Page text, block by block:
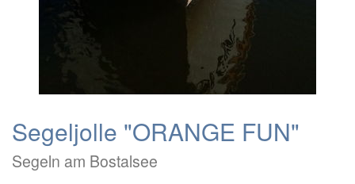
Segeljolle "ORANGE FUN"
Segeln am Bostalsee